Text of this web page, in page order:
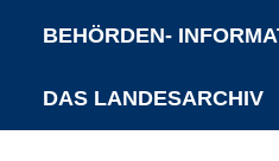
BEHÖRDEN-
DAS LANDESARCHIV